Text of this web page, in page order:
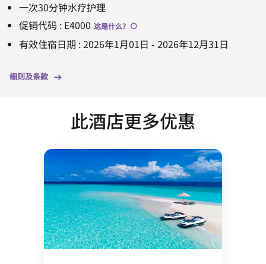
一次30分钟水疗护理
促销代码 : E4000 这是什么?
有效住宿日期 :2026年1月01日 - 2026年12月31日
细则及条款
此酒店更多优惠